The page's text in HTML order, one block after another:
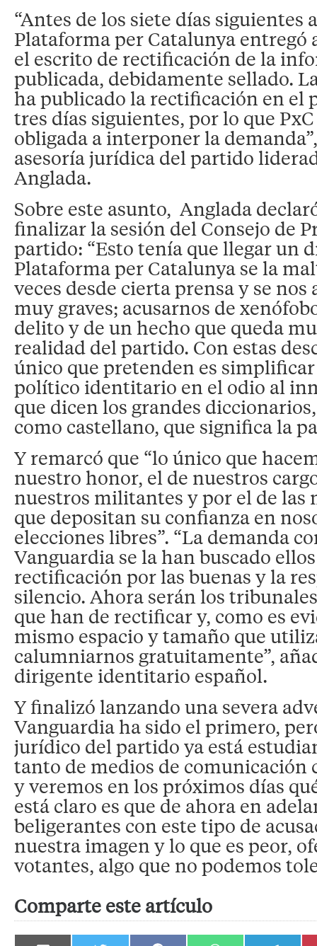
“Antes de los siete días siguientes
Plataforma per Catalunya entregó
el escrito de rectificación de la
publicada, debidamente sellado.
ha publicado la rectificación en el
tres días siguientes, por lo que
obligada a interponer la
asesoría jurídica del partido
Anglada.
Sobre este asunto, Anglada
finalizar la sesión del Consejo de
partido: “Esto tenía que llegar un
Plataforma per Catalunya se la
veces desde cierta prensa y se nos
muy graves; acusarnos de
delito y de un hecho que queda
realidad del partido. Con estas
único que pretenden es
político identitario en el odio al
que dicen los grandes
como castellano, que significa la
Y remarcó que “lo único que
nuestro honor, el de nuestros
nuestros militantes y por el de las
que depositan su confianza en
elecciones libres”. “La demanda
Vanguardia se la han buscado
rectificación por las buenas y la
silencio. Ahora serán los
que han de rectificar y, como es
mismo espacio y tamaño que
calumniarnos gratuitamente”,
dirigente identitario español.
Y finalizó lanzando una severa
Vanguardia ha sido el primero,
jurídico del partido ya está
tanto de medios de comunicación
y veremos en los próximos días
está claro es que de ahora en
beligerantes con este tipo de
nuestra imagen y lo que es peor,
votantes, algo que no podemos
Comparte este artículo